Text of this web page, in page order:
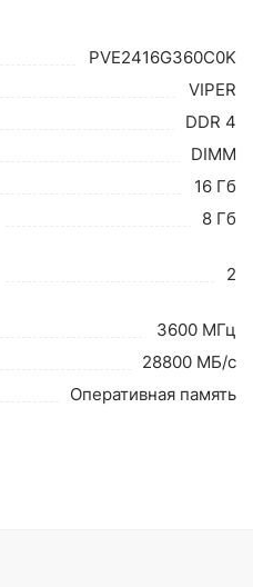
PVE2416G360C0K
VIPER
DDR 4
DIMM
16 Гб
8 Гб
2
3600 МГц
28800 МБ/с
Оперативная память